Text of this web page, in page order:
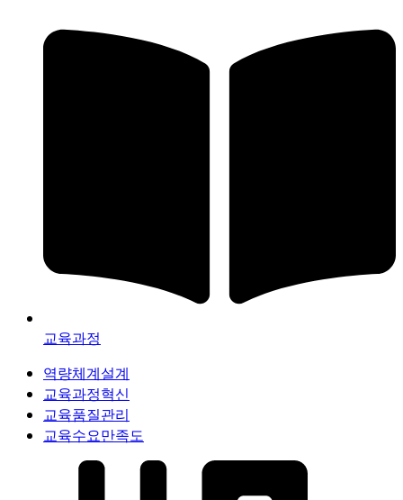
교육과정
역량체계설계
교육과정혁신
교육품질관리
교육수요만족도